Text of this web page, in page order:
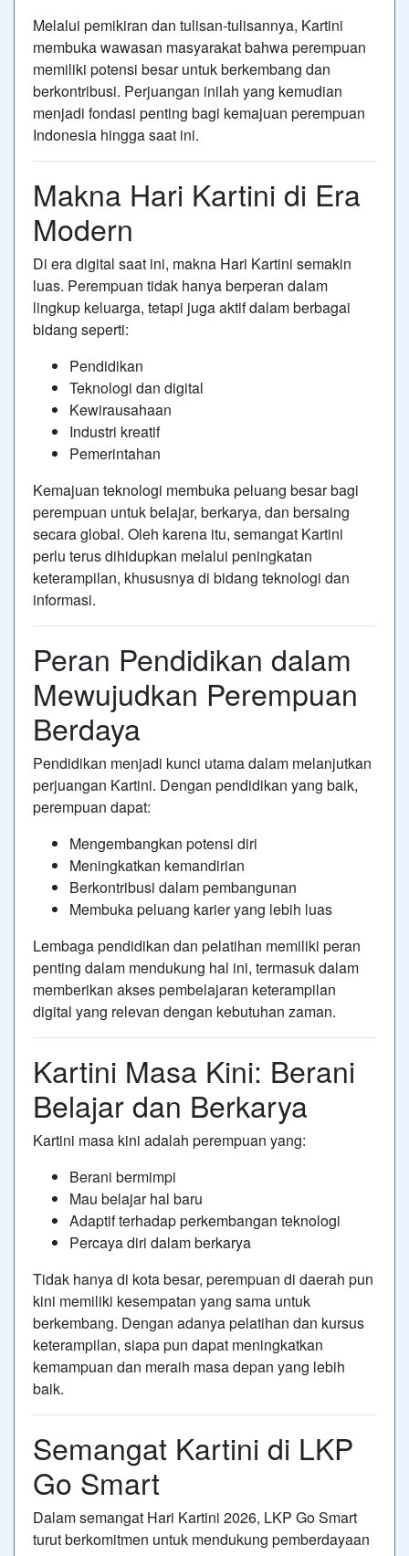
Melalui pemikiran dan tulisan-tulisannya, Kartini
membuka wawasan masyarakat bahwa perempuan
memiliki potensi besar untuk berkembang dan
berkontribusi. Perjuangan inilah yang kemudian
menjadi fondasi penting bagi kemajuan perempuan
Indonesia hingga saat ini.
Makna Hari Kartini di Era
Modern
Di era digital saat ini, makna Hari Kartini semakin
luas. Perempuan tidak hanya berperan dalam
lingkup keluarga, tetapi juga aktif dalam berbagai
bidang seperti:
Pendidikan
Teknologi dan digital
Kewirausahaan
Industri kreatif
Pemerintahan
Kemajuan teknologi membuka peluang besar bagi
perempuan untuk belajar, berkarya, dan bersaing
secara global. Oleh karena itu, semangat Kartini
perlu terus dihidupkan melalui peningkatan
keterampilan, khususnya di bidang teknologi dan
informasi.
Peran Pendidikan dalam
Mewujudkan Perempuan
Berdaya
Pendidikan menjadi kunci utama dalam melanjutkan
perjuangan Kartini. Dengan pendidikan yang baik,
perempuan dapat:
Mengembangkan potensi diri
Meningkatkan kemandirian
Berkontribusi dalam pembangunan
Membuka peluang karier yang lebih luas
Lembaga pendidikan dan pelatihan memiliki peran
penting dalam mendukung hal ini, termasuk dalam
memberikan akses pembelajaran keterampilan
digital yang relevan dengan kebutuhan zaman.
Kartini Masa Kini: Berani
Belajar dan Berkarya
Kartini masa kini adalah perempuan yang:
Berani bermimpi
Mau belajar hal baru
Adaptif terhadap perkembangan teknologi
Percaya diri dalam berkarya
Tidak hanya di kota besar, perempuan di daerah pun
kini memiliki kesempatan yang sama untuk
berkembang. Dengan adanya pelatihan dan kursus
keterampilan, siapa pun dapat meningkatkan
kemampuan dan meraih masa depan yang lebih
baik.
Semangat Kartini di LKP
Go Smart
Dalam semangat Hari Kartini 2026, LKP Go Smart
turut berkomitmen untuk mendukung pemberdayaan